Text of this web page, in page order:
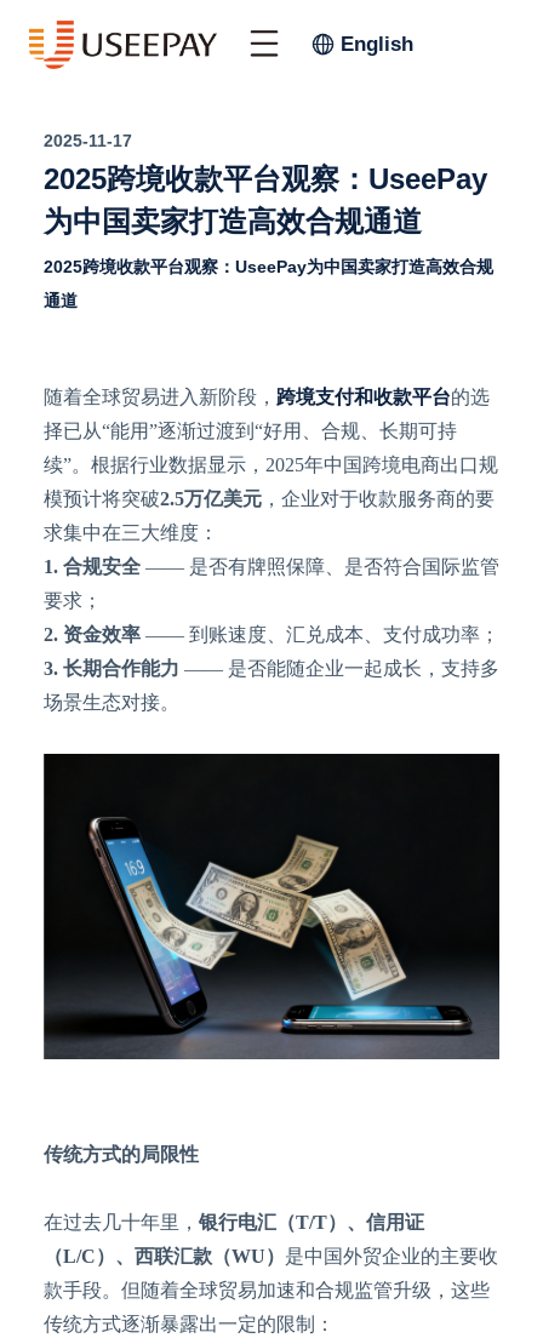
English
2025-11-17
2025跨境收款平台观察：UseePay
为中国卖家打造高效合规通道
2025跨境收款平台观察：UseePay为中国卖家打造高效合规
通道
随着全球贸易进入新阶段， 跨境支付和收款平台的选
择已从“能用”逐渐过渡到“好用、合规、长期可持
续”。根据行业数据显示，2025年中国跨境电商出口规
模预计将突破2.5万亿美元，企业对于收款服务商的要
求集中在三大维度：
1. 合规安全 —— 是否有牌照保障、是否符合国际监管
要求；
2. 资金效率 —— 到账速度、汇兑成本、支付成功率；
3. 长期合作能力 —— 是否能随企业一起成长，支持多
场景生态对接。
传统方式的局限性
在过去几十年里， 银行电汇（T/T）、信用证
（L/C）、西联汇款（WU） 是中国外贸企业的主要收
款手段。但随着全球贸易加速和合规监管升级，这些
传统方式逐渐暴露出一定的限制：